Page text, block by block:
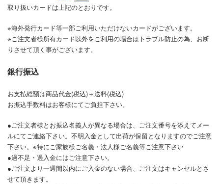
取り扱いカードは上記のとおりです。
※海外発行カード等一部ご利用いただけないカードがございます。
※ご注文者様所有カード以外をご利用の場合はトラブル防止の為、お断
りさせて頂く事がございます。
銀行振込
お支払総額は商品代金(税込)＋送料(税込)
お振込手数料はお客様にてご負担下さい。
●ご注文者様とお振込名義人が異なる場合は、ご注文番号を添えてメー
ルにてご連絡下さい。不明入金として出荷が保留となりますのでご注意
下さい。※特にご家族様ご名義・法人様ご名義等ご注意下さい
●過不足・過入金にはご注意下さい。
●ご注文より一週間以内にご入金のない場合、ご注文はキャンセルとさ
せて頂きます。